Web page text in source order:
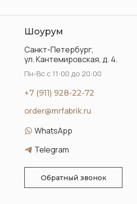
order@mrfabrik.ru
Санкт-Петербург,
ул. Кантемировская, д. 4.
Шоурум
+7 (911) 928-22-72
Пн-Вс с 11:00 до 20:00
WhatsApp
Telegram
Обратный звонок